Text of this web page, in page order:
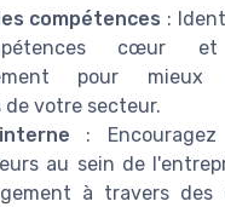
compétences :
cœur
pour mieux
de votre secteur.
:
au sein de
à travers des